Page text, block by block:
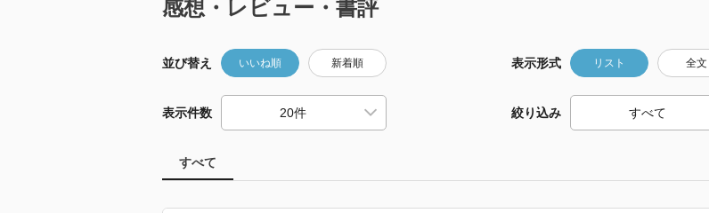
感想・レビュー・書評
並び替え いいね順 新着順 表示形式 リスト 全文
表示件数 絞り込み
すべて